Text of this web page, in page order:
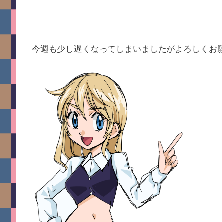
今週も少し遅くなってしまいましたがよろしくお